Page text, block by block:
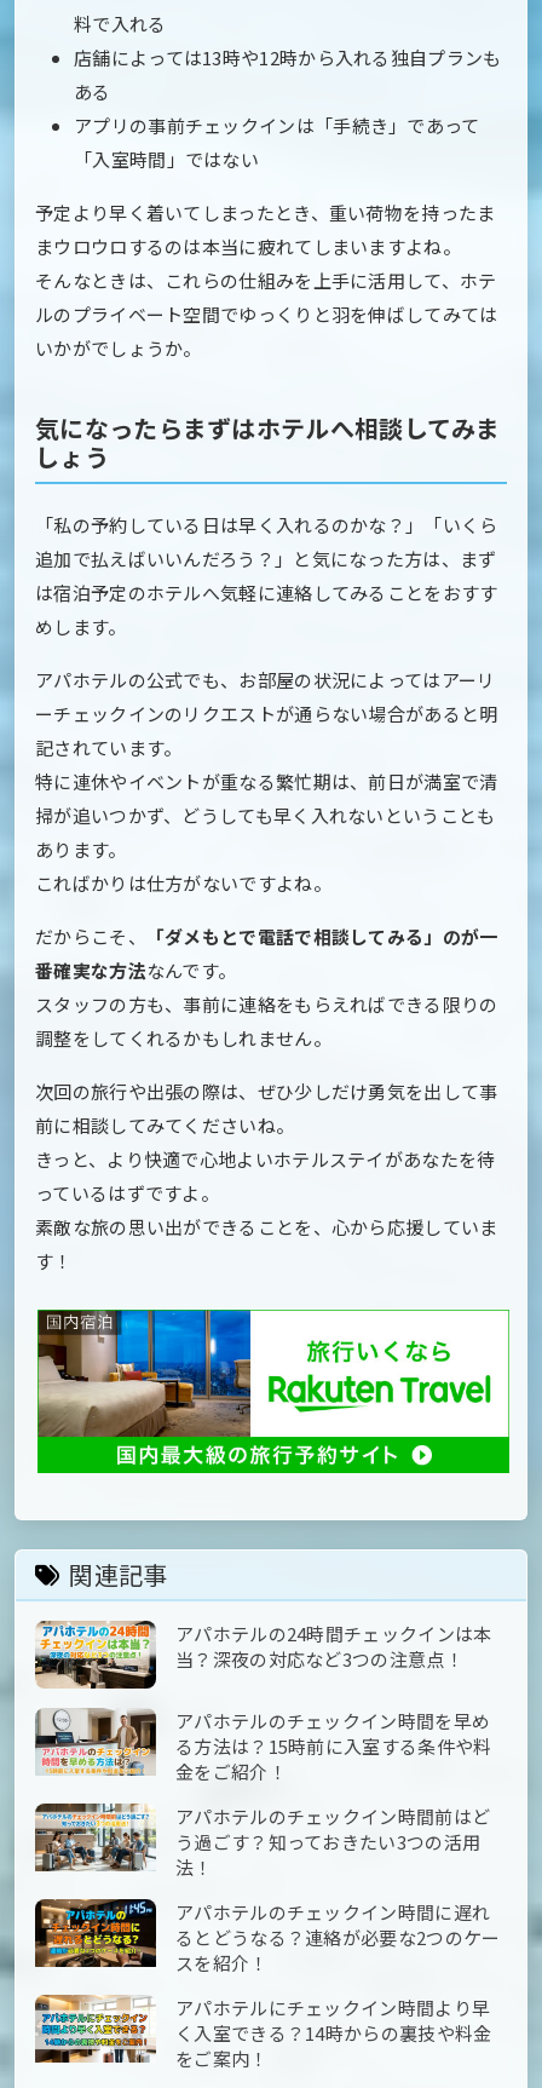
料で入れる
店舗によっては13時や12時から入れる独自プランも
ある
アプリの事前チェックインは「手続き」であって
「入室時間」ではない
予定より早く着いてしまったとき、重い荷物を持ったま
まウロウロするのは本当に疲れてしまいますよね。
そんなときは、これらの仕組みを上手に活用して、ホテ
ルのプライベート空間でゆっくりと羽を伸ばしてみては
いかがでしょうか。
気になったらまずはホテルへ相談してみま
しょう
「私の予約している日は早く入れるのかな？」「いくら
追加で払えばいいんだろう？」と気になった方は、まず
は宿泊予定のホテルへ気軽に連絡してみることをおすす
めします。
アパホテルの公式でも、お部屋の状況によってはアーリ
ーチェックインのリクエストが通らない場合があると明
記されています。
特に連休やイベントが重なる繁忙期は、前日が満室で清
掃が追いつかず、どうしても早く入れないということも
あります。
こればかりは仕方がないですよね。
だからこそ、
「ダメもとで電話で相談してみる」のが一
番確実な方法なんです。
スタッフの方も、事前に連絡をもらえればできる限りの
調整をしてくれるかもしれません。
次回の旅行や出張の際は、ぜひ少しだけ勇気を出して事
前に相談してみてくださいね。
きっと、より快適で心地よいホテルステイがあなたを待
っているはずですよ。
素敵な旅の思い出ができることを、心から応援していま
す！
関連記事
アパホテルの24時間チェックインは本
当？深夜の対応など3つの注意点！
アパホテルのチェックイン時間を早め
る方法は？15時前に入室する条件や料
金をご紹介！
アパホテルのチェックイン時間前はど
う過ごす？知っておきたい3つの活用
法！
アパホテルのチェックイン時間に遅れ
るとどうなる？連絡が必要な2つのケー
スを紹介！
アパホテルにチェックイン時間より早
く入室できる？14時からの裏技や料金
をご案内！